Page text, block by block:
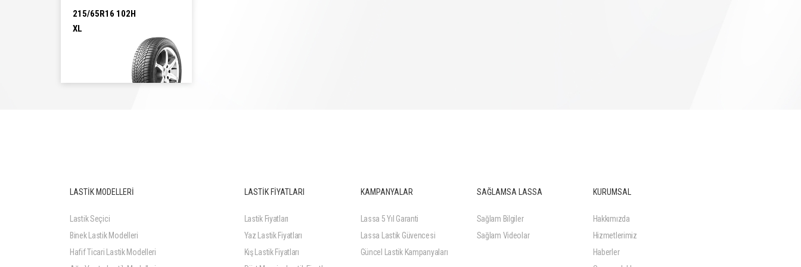
215/65R16 102H
XL
LASTİK MODELLERİ
Lastik Seçici
Binek Lastik Modelleri
Hafif Ticari Lastik Modelleri
LASTİK FİYATLARI
Lastik Fiyatları
Yaz Lastik Fiyatları
Kış Lastik Fiyatları
KAMPANYALAR
Lassa 5 Yıl Garanti
Lassa Lastik Güvencesi
Güncel Lastik Kampanyaları
SAĞLAMSA LASSA
Sağlam Bilgiler
Sağlam Videolar
KURUMSAL
Hakkımızda
Hizmetlerimiz
Haberler